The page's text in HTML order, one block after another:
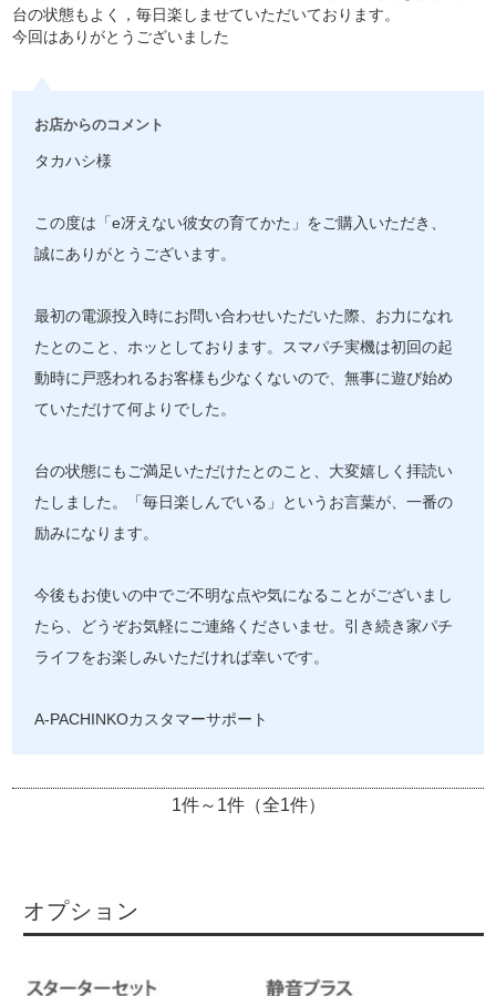
台の状態もよく，毎日楽しませていただいております。
今回はありがとうございました
お店からのコメント
タカハシ様
この度は「e冴えない彼女の育てかた」をご購入いただき、
誠にありがとうございます。
最初の電源投入時にお問い合わせいただいた際、お力になれ
たとのこと、ホッとしております。スマパチ実機は初回の起
動時に戸惑われるお客様も少なくないので、無事に遊び始め
ていただけて何よりでした。
台の状態にもご満足いただけたとのこと、大変嬉しく拝読い
たしました。「毎日楽しんでいる」というお言葉が、一番の
励みになります。
今後もお使いの中でご不明な点や気になることがございまし
たら、どうぞお気軽にご連絡くださいませ。引き続き家パチ
ライフをお楽しみいただければ幸いです。
A-PACHINKOカスタマーサポート
1件～1件（全1件）
オプション